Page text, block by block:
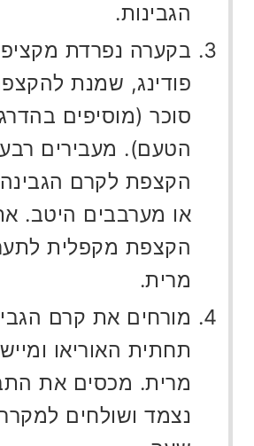
הגבינות.
בקערה נפרדת
פודינג, שמנת
סוכר (מוסיפים
הטעם). מעבירים
הקצפת לקרם הגבינה
או מערבבים היטב.
הקצפת מקפלית
מרית.
מורחים את קרם
תחתית האוריאו
מרית. מכסים את
נצמד ושולחים